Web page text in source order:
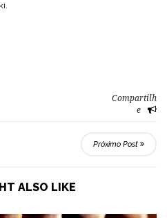
Compartilh
e
Próximo Post
ALSO LIKE